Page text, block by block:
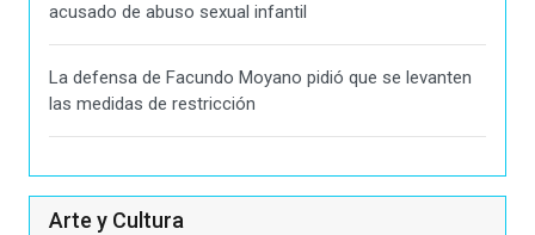
acusado de abuso sexual infantil
La defensa de Facundo Moyano pidió que se levanten
las medidas de restricción
Arte y Cultura